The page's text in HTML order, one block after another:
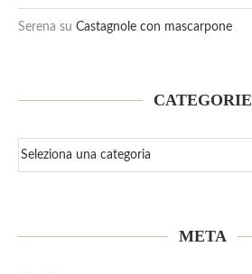
Serena su Castagnole con mascarpone
CATEGORIE
META